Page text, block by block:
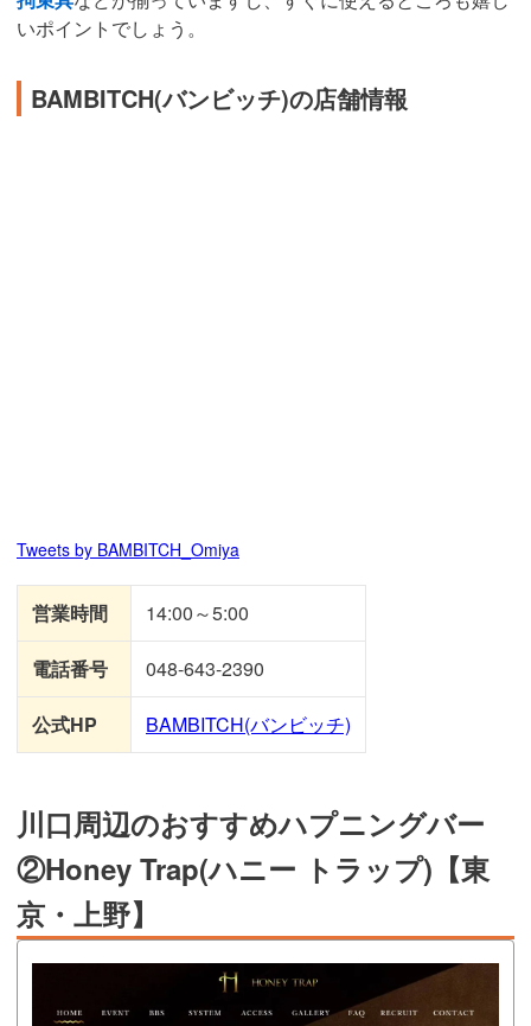
いポイントでしょう。
BAMBITCH(バンビッチ)の店舗情報
Tweets by BAMBITCH_Omiya
営業時間 14:00～5:00
電話番号 048-643-2390
公式HP BAMBITCH(バンビッチ)
川口周辺のおすすめハプニングバー
②Honey Trap(ハニー トラップ)【東
京・上野】